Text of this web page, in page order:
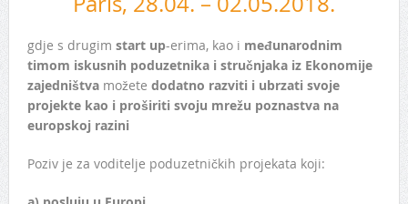
gdje s drugim start up-erima, kao i međunarodnim
timom iskusnih poduzetnika i stručnjaka iz Ekonomije
zajedništvamožete dodatno razviti i ubrzati svoje
projekte kao i proširiti svoju mrežu poznastva na
europskoj razini
Poziv je za voditelje poduzetničkih projekata koji: